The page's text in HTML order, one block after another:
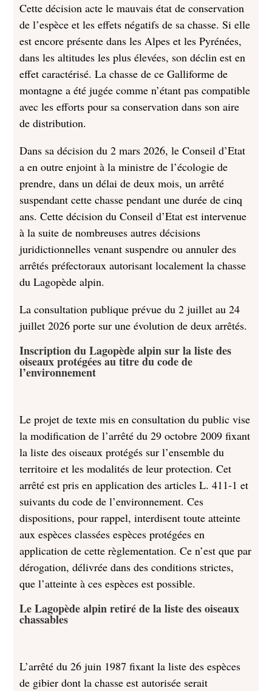
Cette décision acte le mauvais état de conservation
de l’espèce et les effets négatifs de sa chasse. Si elle
est encore présente dans les Alpes et les Pyrénées,
dans les altitudes les plus élevées, son déclin est en
effet caractérisé. La chasse de ce Galliforme de
montagne a été jugée comme n’étant pas compatible
avec les efforts pour sa conservation dans son aire
de distribution.
Dans sa décision du 2 mars 2026, le Conseil d’Etat
a en outre enjoint à la ministre de l’écologie de
prendre, dans un délai de deux mois, un arrêté
suspendant cette chasse pendant une durée de cinq
ans. Cette décision du Conseil d’Etat est intervenue
à la suite de nombreuses autres décisions
juridictionnelles venant suspendre ou annuler des
arrêtés préfectoraux autorisant localement la chasse
du Lagopède alpin.
La consultation publique prévue du 2 juillet au 24
juillet 2026 porte sur une évolution de deux arrêtés.
Inscription du Lagopède alpin sur la liste des
oiseaux protégées au titre du code de
l’environnement
Le projet de texte mis en consultation du public vise
la modification de l’arrêté du 29 octobre 2009 fixant
la liste des oiseaux protégés sur l’ensemble du
territoire et les modalités de leur protection. Cet
arrêté est pris en application des articles L. 411-1 et
suivants du code de l’environnement. Ces
dispositions, pour rappel, interdisent toute atteinte
aux espèces classées espèces protégées en
application de cette règlementation. Ce n’est que par
dérogation, délivrée dans des conditions strictes,
que l’atteinte à ces espèces est possible.
Le Lagopède alpin retiré de la liste des oiseaux
chassables
L’arrêté du 26 juin 1987 fixant la liste des espèces
de gibier dont la chasse est autorisée serait